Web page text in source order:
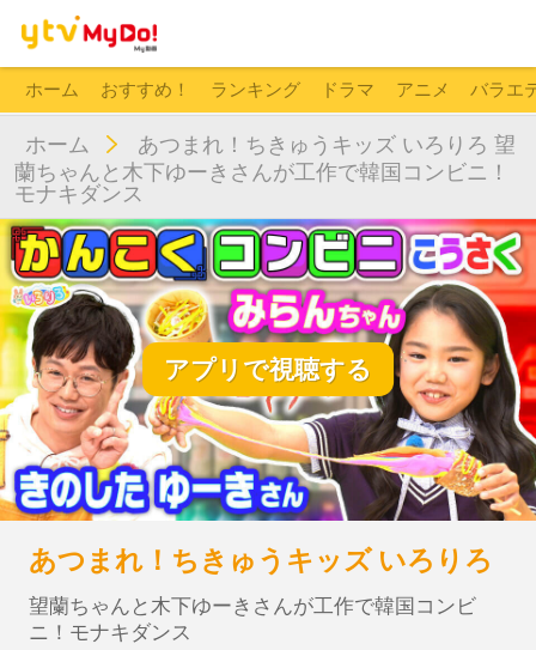
ホーム おすすめ！ ランキング ドラマ アニメ バラエ
ホーム
あつまれ！ちきゅうキッズ いろりろ 望
蘭ちゃんと木下ゆーきさんが工作で韓国コンビニ！
モナキダンス
アプリで視聴する
あつまれ！ちきゅうキッズ いろりろ
望蘭ちゃんと木下ゆーきさんが工作で韓国コンビ
ニ！モナキダンス